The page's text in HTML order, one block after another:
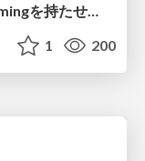
OpenSpecのproposalにbrainstormingを持たせてみた
1 200